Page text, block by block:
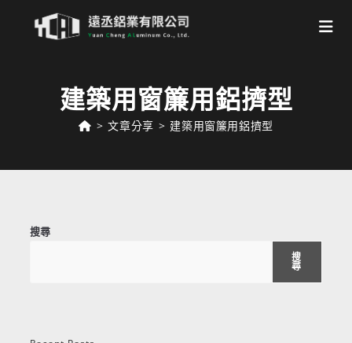
建築用窗簾用鋁擠型
> 文章分享 > 建築用窗簾用鋁擠型
搜尋
搜
尋